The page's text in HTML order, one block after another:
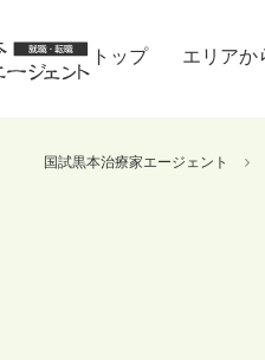
トップ エリアか
国試黒本治療家エージェント